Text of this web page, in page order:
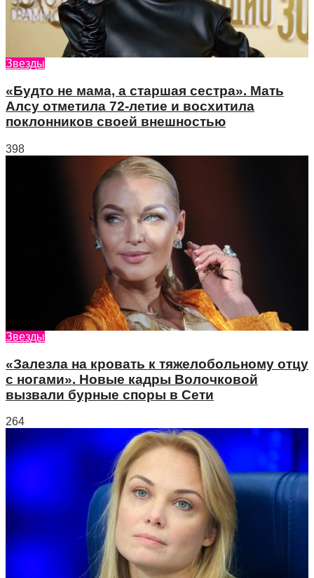
Звезды
«Будто не мама, а старшая сестра». Мать
Алсу отметила 72-летие и восхитила
поклонников своей внешностью
398
Звезды
«Залезла на кровать к тяжелобольному отцу
с ногами». Новые кадры Волочковой
вызвали бурные споры в Сети
264